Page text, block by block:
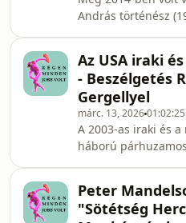
valamiért már csak
kémelhárítást és a
érdekli, hogy
avatkozik bele a
beszélgetés
András történész
Történeti Intézet
elsöprő
&quot;Ferenc
királya&quot;; a
történelem&quot;
kiváló könyv
dualizmus kori
politikai, társadalmi
Az USA iraki
- Beszélgetés
Gergellyel
márc. 13, 202601:02:25
A 2003-as iraki és
háború
segítségével, aki a
kapcsolatok
Peter
"Sötétség